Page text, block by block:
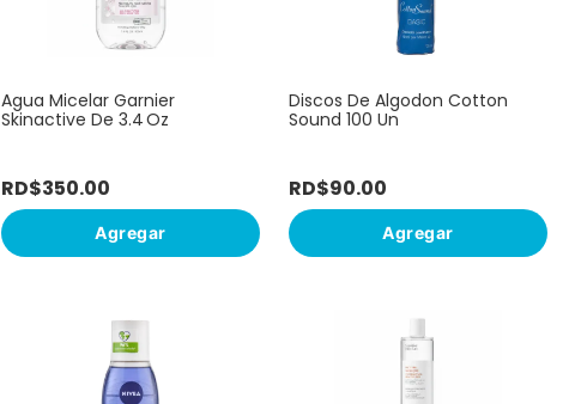
Agua Micelar Garnier
Skinactive De 3.4 Oz
RD$350.00
Agregar
Discos De Algodon Cotton
Sound 100 Un
RD$90.00
Agregar